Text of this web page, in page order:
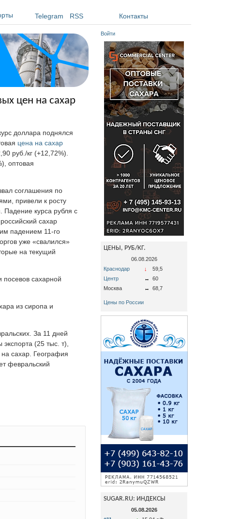
Telegram RSS Контакты
цен на сахар
доллара поднялся
цена на сахар
руб./кг (+12,72%).
оптовая
соглашения по
привели к росту
Падение курса рубля с
сахар
падением 11-го
уже «свалился»
на текущий
сахарной
из сиропа и
За 11 дней
(25 тыс. т),
сахар. География
февральский
Войти
ЦЕНЫ, РУБ/КГ.
06.08.2026
Краснодар
↓
59,5
Центр
↔
60
Москва
↔ 68,7
Цены по России
SUGAR.RU: ИНДЕКСЫ
05.08.2026